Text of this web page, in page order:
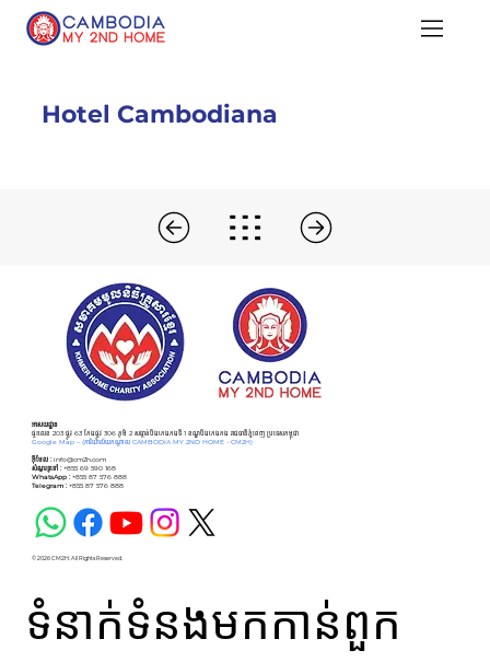
Hotel Cambodiana
អាសយដ្ឋាន
ផ្ទះលេខ 203 ផ្លូវ 63 កែងផ្លូវ 306 ភូមិ 2 សង្កាត់បឹងកេងកងទី 1 ខណ្ឌបឹងកេងកង រាជធានីភ្នំពេញ ប្រទេសកម្ពុជា
Google Map –(ការិយាល័យកណ្ដាល CAMBODIA MY 2ND HOME - CM2H)
អ៊ីមែល : info@cm2h.com
សំណួរទូទៅ :+855 69 590 168
WhatsApp :+855 87 576 888
Telegram :+855 87 576 888
© 2026 CM2H. All Rights Reserved.
ទំនាក់ទំនងមកកាន់ពួក